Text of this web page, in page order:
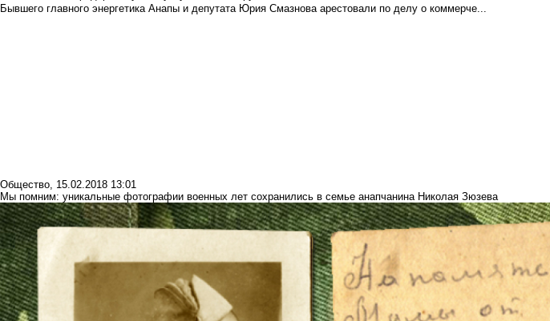
Бывшего главного энергетика Анапы и депутата Юрия Смазнова арестовали по делу о коммерче...
Общество, 15.02.2018 13:01
Мы помним: уникальные фотографии военных лет сохранились в семье анапчанина Николая Зюзева